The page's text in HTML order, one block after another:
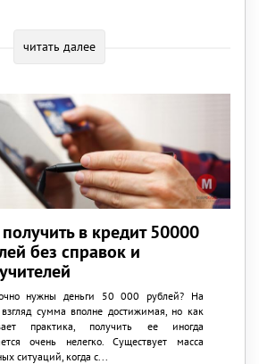
читать далее
в кредит 50000
без справок и
нужны деньги 50 000 рублей? На
сумма вполне достижимая, но как
практика, получить ее иногда
очень нелегко. Существует масса
ситуаций, когда с...